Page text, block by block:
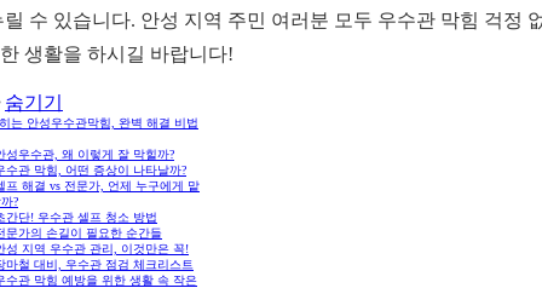
릴 수 있습니다. 안성 지역 주민 여러분 모두 우수관 막힘 걱정
생활을 하시길 바랍니다!
숨기기
는 안성우수관막힘, 완벽 해결 비법
성우수관, 왜 이렇게 잘 막힐까?
수관 막힘, 어떤 증상이 나타날까?
프 해결 vs 전문가, 언제 누구에게 맡
?
간단! 우수관 셀프 청소 방법
문가의 손길이 필요한 순간들
성 지역 우수관 관리, 이것만은 꼭!
마철 대비, 우수관 점검 체크리스트
수관 막힘 예방을 위한 생활 속 작은